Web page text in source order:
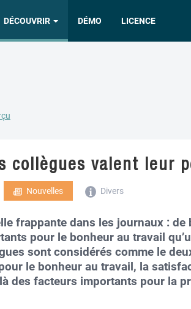
DÉCOUVRIR DÉMO LICENCE
collègues valent leur
Nouvelles Divers
frappante dans les journaux :
pour le bonheur au travail
sont considérés comme le
le bonheur au travail, la
des facteurs importants pour la